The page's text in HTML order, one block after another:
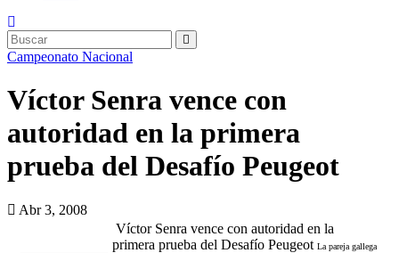
Campeonato Nacional
Víctor Senra vence con
autoridad en la primera
prueba del Desafío Peugeot
Abr 3, 2008
Víctor Senra vence con autoridad en la
primera prueba del Desafío Peugeot La pareja gallega